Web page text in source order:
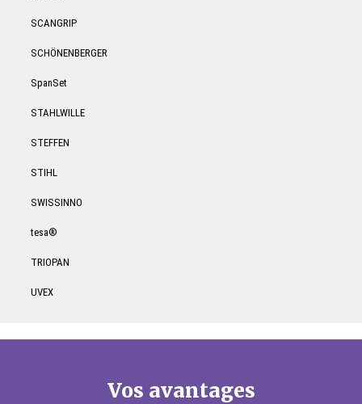
SCANGRIP
SCHÖNENBERGER
SpanSet
STAHLWILLE
STEFFEN
STIHL
SWISSINNO
tesa®
TRIOPAN
UVEX
Vos avantages